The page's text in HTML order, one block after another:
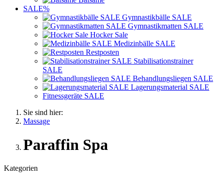
SALE%
Gymnastikbälle SALE
Gymnastikmatten SALE
Hocker Sale
Medizinbälle SALE
Restposten
Stabilisationstrainer
SALE
Behandlungsliegen SALE
Lagerungsmaterial SALE
Fitnessgeräte SALE
Sie sind hier:
Massage
Paraffin Spa
Kategorien